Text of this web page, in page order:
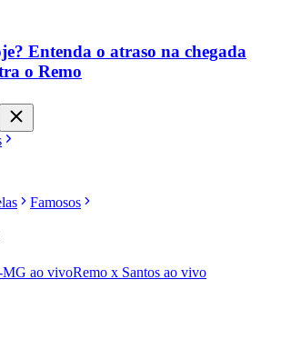
Entenda o atraso na chegada
o Remo
Famosos
MG ao vivoRemo x Santos ao vivo